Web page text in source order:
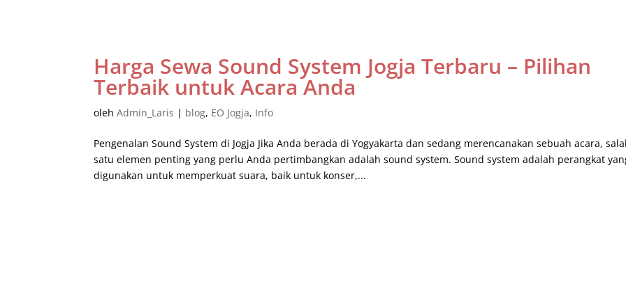
Harga Sewa Sound System Jogja Terbaru – Pilihan
Terbaik untuk Acara Anda
olehAdmin_Laris | blog, EO Jogja, Info
Pengenalan Sound System di Jogja Jika Anda berada di Yogyakarta dan sedang merencanakan sebuah acara,
satu elemen penting yang perlu Anda pertimbangkan adalah sound system. Sound system adalah perangkat
digunakan untuk memperkuat suara, baik untuk konser,...